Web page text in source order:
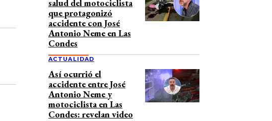
salud del motociclista
que protagonizó
accidente con José
Antonio Neme en Las
Condes
ACTUALIDAD
Así ocurrió el
accidente entre José
Antonio Neme y
motociclista en Las
Condes: revelan video